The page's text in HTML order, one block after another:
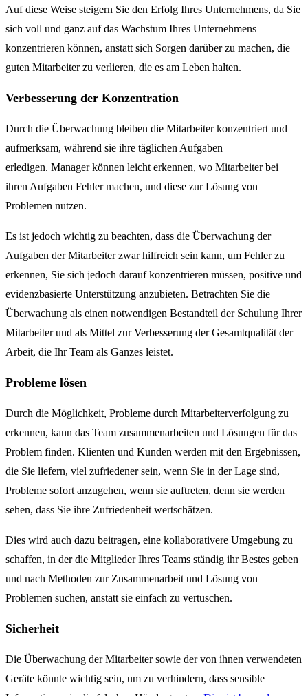
Auf diese Weise steigern Sie den Erfolg Ihres Unternehmens, da Sie
sich voll und ganz auf das Wachstum Ihres Unternehmens
konzentrieren können, anstatt sich Sorgen darüber zu machen, die
guten Mitarbeiter zu verlieren, die es am Leben halten.
Verbesserung der Konzentration
Durch die Überwachung bleiben die Mitarbeiter konzentriert und
aufmerksam, während sie ihre täglichen Aufgaben
erledigen. Manager können leicht erkennen, wo Mitarbeiter bei
ihren Aufgaben Fehler machen, und diese zur Lösung von
Problemen nutzen.
Es ist jedoch wichtig zu beachten, dass die Überwachung der
Aufgaben der Mitarbeiter zwar hilfreich sein kann, um Fehler zu
erkennen, Sie sich jedoch darauf konzentrieren müssen, positive und
evidenzbasierte Unterstützung anzubieten. Betrachten Sie die
Überwachung als einen notwendigen Bestandteil der Schulung Ihrer
Mitarbeiter und als Mittel zur Verbesserung der Gesamtqualität der
Arbeit, die Ihr Team als Ganzes leistet.
Probleme lösen
Durch die Möglichkeit, Probleme durch Mitarbeiterverfolgung zu
erkennen, kann das Team zusammenarbeiten und Lösungen für das
Problem finden. Klienten und Kunden werden mit den Ergebnissen,
die Sie liefern, viel zufriedener sein, wenn Sie in der Lage sind,
Probleme sofort anzugehen, wenn sie auftreten, denn sie werden
sehen, dass Sie ihre Zufriedenheit wertschätzen.
Dies wird auch dazu beitragen, eine kollaborativere Umgebung zu
schaffen, in der die Mitglieder Ihres Teams ständig ihr Bestes geben
und nach Methoden zur Zusammenarbeit und Lösung von
Problemen suchen, anstatt sie einfach zu vertuschen.
Sicherheit
Die Überwachung der Mitarbeiter sowie der von ihnen verwendeten
Geräte könnte wichtig sein, um zu verhindern, dass sensible